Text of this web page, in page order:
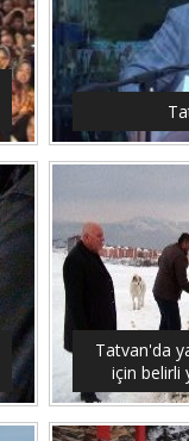
Tatvan'da
için belirli